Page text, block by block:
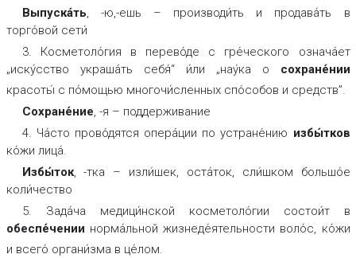
Выпуска́ть, -ю,-ешь – производи́ть и продава́ть в
торго́вой сети́
3. Косметоло́гия в перево́де с гре́ческого означа́ет
„иску́сство украша́ть
себя́“ и́ли „нау́ка о сохране́нии
красоты́ с по́мощью многочи́сленных спо́собов и средств”.
Сохране́ние, -я – поддерживание
4. Ча́сто прово́дятся опера́ции по устране́нию избы́тков
ко́жи лица́.
Избы́ток, -тка – изли́шек, оста́ток, сли́шком большо́е
коли́чество
5. Зада́ча медици́нской косметоло́гии состои́т в
обеспе́чении норма́льной жизнеде́ятельности воло́с, ко́жи
и всего́ органи́зма в це́лом.